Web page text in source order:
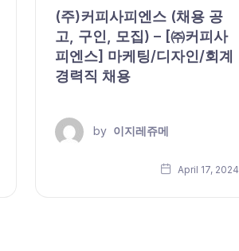
(주)커피사피엔스 (채용 공
고, 구인, 모집) – [㈜커피사
피엔스] 마케팅/디자인/회계
경력직 채용
by 이지레쥬메
April 17, 2024